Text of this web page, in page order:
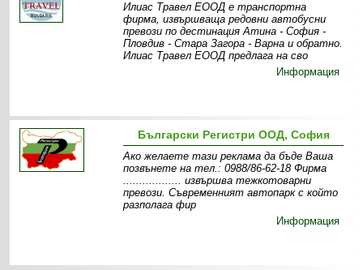
Илиас Травел ЕООД е транспортна
фирма, извършваща редовни автобусни
превози по дестинация Атина - София -
Пловдив - Стара Загора - Варна и обратно.
Илиас Травел ЕООД предлага на сво
Информация
Български Регистри ООД, София
Ако желаете тази реклама да бъде Ваша
позвънете на тел.: 0988/86-62-18 Фирма
.................. извършва тежкотоварни
превози. Съвременният автопарк с който
разполага фир
Информация